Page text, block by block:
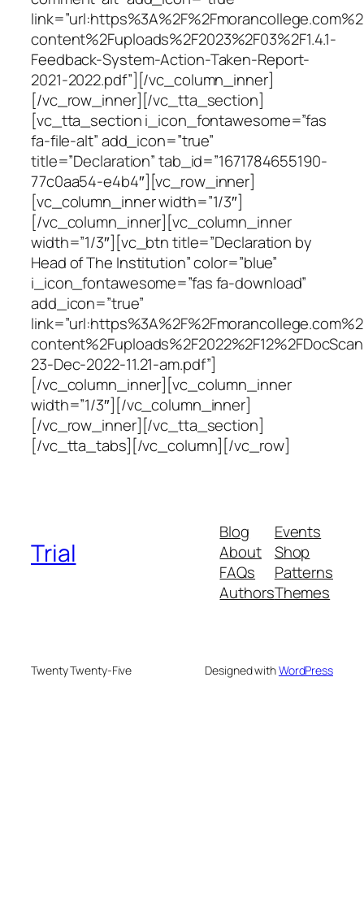
Trial
Blog
About
FAQs
Authors
Events
Shop
Patterns
Themes
Twenty Twenty-Five Designed withWordPress